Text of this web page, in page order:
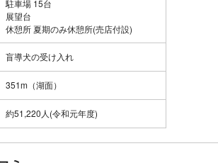
駐車場 15台
展望台
休憩所 夏期のみ休憩所(売店付設)
盲導犬の受け入れ
351m（湖面）
約51,220人(令和元年度)